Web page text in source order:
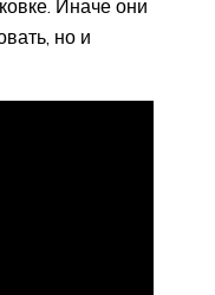
Иначе они
но и